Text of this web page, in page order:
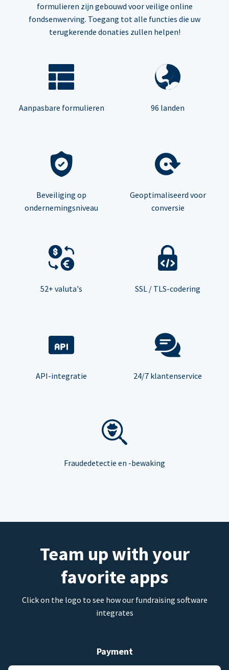
formulieren zijn gebouwd voor veilige online
fondsenwerving. Toegang tot alle functies die uw
terugkerende donaties zullen helpen!
Aanpasbare formulieren 96 landen
Beveiliging op
ondernemingsniveau
Geoptimaliseerd voor
conversie
52+ valuta's SSL / TLS-codering
API-integratie 24/7 klantenservice
Fraudedetectie en -bewaking
Team up with your
favorite apps
Click on the logo to see how our fundraising software
integrates
Payment